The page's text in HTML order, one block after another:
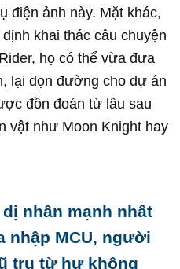
điện ảnh này. Mặt khác,
khai thác câu chuyện
họ có thể vừa đưa
lại dọn đường cho dự án
đồn đoán từ lâu sau
vật như Moon Knight hay
nhân mạnh nhất
nhập MCU, người
trụ từ hư không